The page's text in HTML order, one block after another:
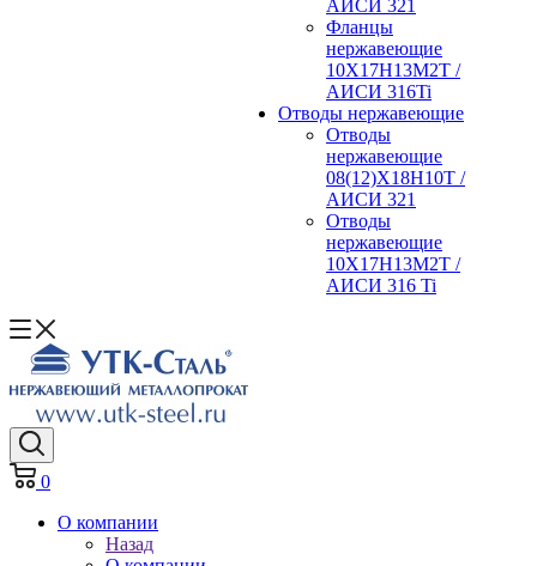
АИСИ 321
Фланцы
нержавеющие
10Х17Н13М2Т /
АИСИ 316Ti
Отводы нержавеющие
Отводы
нержавеющие
08(12)Х18Н10Т /
АИСИ 321
Отводы
нержавеющие
10Х17Н13М2Т /
АИСИ 316 Ti
0
О компании
Назад